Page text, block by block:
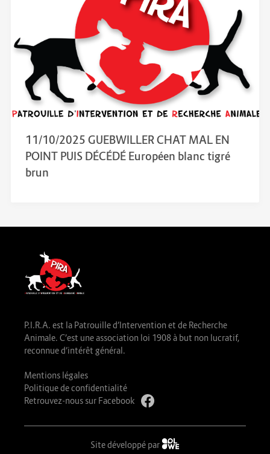
11/10/2025 GUEBWILLER CHAT MAL EN
POINT PUIS DÉCÉDÉ Européen blanc tigré
brun
P.I.R.A. est la Patrouille d’Intervention et de Recherche
Animale. C’est une association loi 1908 à but non lucratif,
reconnue d’intérêt général.
Mentions légales
Politique de confidentialité
Retrouvez-nous sur Facebook
Site développé par